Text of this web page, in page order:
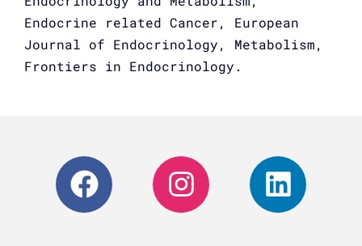
Endocrine related Cancer, European
Journal of Endocrinology, Μetabolism,
Frontiers in Endocrinology.